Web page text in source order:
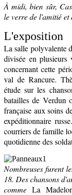
À midi, bien sûr,
le verre de l'amitié et
L'exposition
La salle polyvalente
divisée en plusieurs
concernant cette
val de Rancure.
étude sur les
batailles de Verdun
française aux soins
expéditionnaire
courriers de famille
quotidienne des
Nombreuses furent
18. Des chansons
comme La